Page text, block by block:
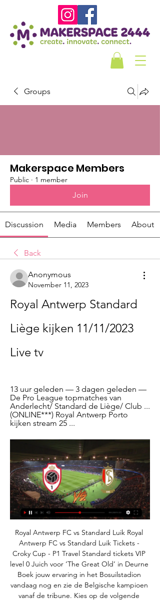
Groups
Makerspace Members
Public · 1 member
Join
Discussion Media Members About
Back
Anonymous
November 11, 2023
Royal Antwerp Standard
Liège kijken 11/11/2023
Live tv
13 uur geleden — 3 dagen geleden —
De Pro League topmatches van
Anderlecht/ Standard de Liège/ Club ...
(ONLINE***) Royal Antwerp Porto
kijken stream 25 ...
Royal Antwerp FC vs Standard Luik﻿ Royal
Antwerp FC vs Standard Luik Tickets -
Croky Cup - P1 Travel Standard tickets VIP
level 0 Juich voor ‘The Great Old’ in Deurne
Boek jouw ervaring in het Bosuilstadion
vandaag nog en zie de Belgische kampioen
vanaf de tribune. Kies op de volgende